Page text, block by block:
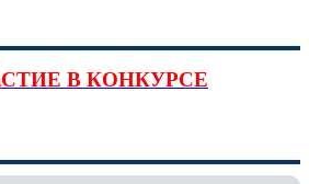
В КОНКУРСЕ